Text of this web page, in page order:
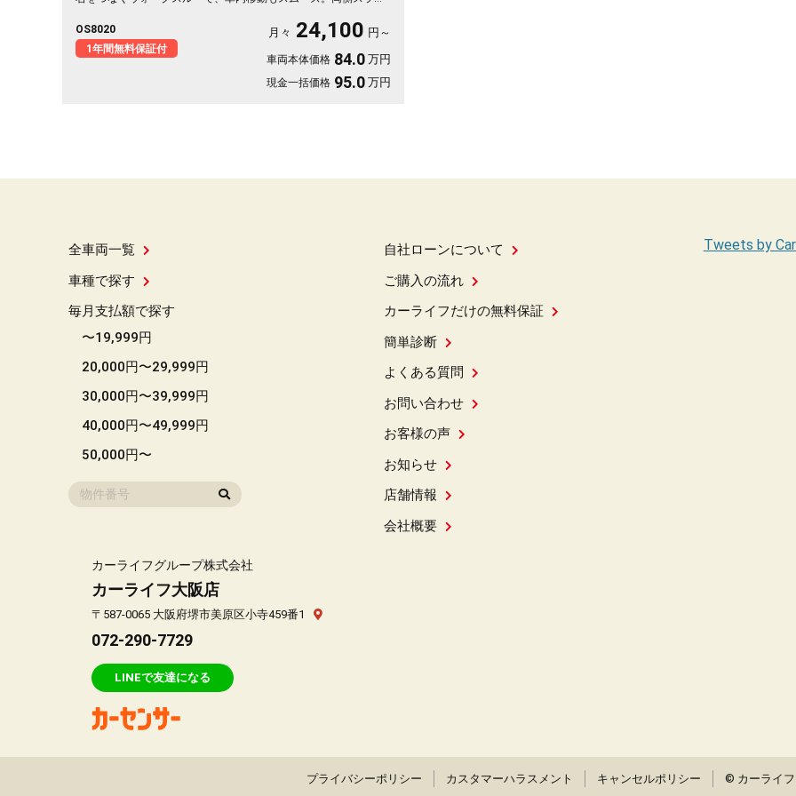
ラ付きで狭い駐車場も安心です。休日は仲間を乗せて遠出、そん
な時間が似合う一台。月々24100〜で始められます。走りを支え
るHVで燃費も心強い✨🚗💺🎵😊《1年保証付》
OS8020
1年間無料保証付
月々 24,100 円～
車両本体価格 84.0 万円
現金一括価格 95.0 万円
全車両一覧
車種で探す
毎月支払額で探す
〜19,999円
20,000円〜29,999円
30,000円〜39,999円
40,000円〜49,999円
50,000円〜
自社ローンについて
ご購入の流れ
カーライフだけの無料保証
簡単診断
よくある質問
お問い合わせ
お客様の声
お知らせ
店舗情報
会社概要
Tweets by
カーライフグループ株式会社
カーライフ大阪店
〒587-0065 大阪府堺市美原区小寺459番1
072-290-7729
LINEで友達になる
プライバシーポリシー カスタマーハラスメント キャンセルポリシー © カーライ